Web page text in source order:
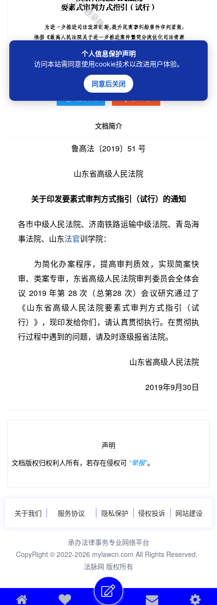
阅读更多
下载本地，更方便阅读!
文档简介
鲁高法〔2019〕51 号
山东省高级人民法院
关于印发要素式审判方式指引（试行）的通知
各市中级人民法院、济南铁路运输中级法院、青岛海
事法院、山东法官训学院：
为简化办案程序，提高审判质效，实现简案快
审、类案专审，东省高级人民法院审判委员会全体会
议 2019 年第 28 次（总第28 次）会议研究通过了
《山东省高级人民法院要素式审判方式指引（试
行）》，现印发给你们，请认真贯彻执行。在贯彻执
行过程中遇到的问题，请及时逐级报省法院。
山东省高级人民法院
2019年9月30日
声明
文档版权归权利人所有，若存在侵权可 “举报”。
关于我们 服务协议 隐私保护 侵权投诉 网站建设
承办法律事务专业网络平台
CopyRight © 2022-2026 mylawcn.com All Rights Reserved.
个人信息保护声明
访问本站需同意使用cookie技术以改进用户体验。
同意后关闭
法脉网 版权所有